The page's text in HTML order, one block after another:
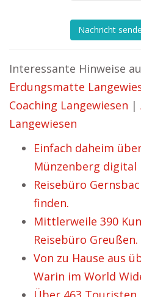
Nachricht
Interessante Hinweise
Erdungsmatte
Coaching Langewiesen |
Langewiesen
Einfach daheim
Münzenberg digital
Reisebüro
finden.
Mittlerweile 390
Reisebüro Greußen.
Von zu Hause aus
Warin im World